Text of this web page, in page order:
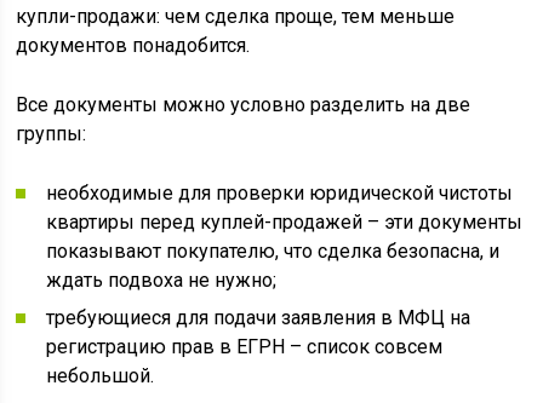
купли-продажи: чем сделка проще, тем меньше
документов понадобится.
Все документы можно условно разделить на две
группы:
необходимые для проверки юридической чистоты
квартиры перед куплей-продажей – эти документы
показывают покупателю, что сделка безопасна, и
ждать подвоха не нужно;
требующиеся для подачи заявления в МФЦ на
регистрацию прав в ЕГРН – список совсем
небольшой.